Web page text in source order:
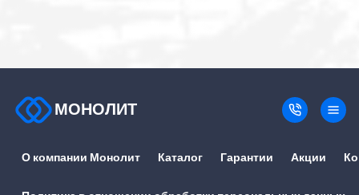
МОНОЛИТ
О компании Монолит Каталог Гарантии Акции